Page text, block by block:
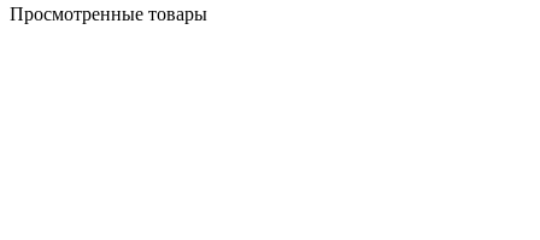
Просмотренные товары